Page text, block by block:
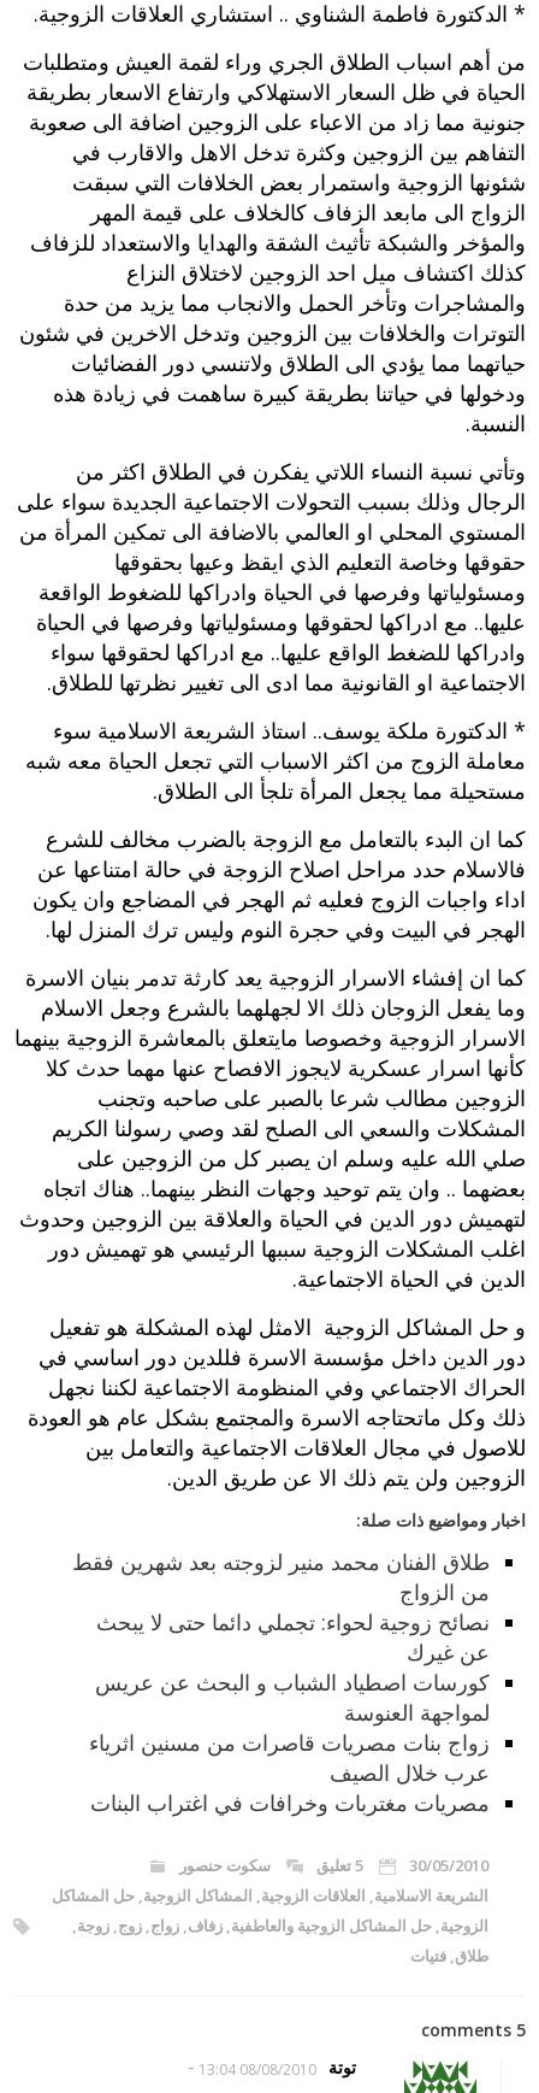
* الدكتورة فاطمة الشناوي .. استشاري العلاقات الزوجية.
من أهم اسباب الطلاق الجري وراء لقمة العيش ومتطلبات
الحياة في ظل السعار الاستهلاكي وارتفاع الاسعار بطريقة
جنونية مما زاد من الاعباء على الزوجين اضافة الى صعوبة
التفاهم بين الزوجين وكثرة تدخل الاهل والاقارب في
شئونها الزوجية واستمرار بعض الخلافات التي سبقت
الزواج الى مابعد الزفاف كالخلاف على قيمة المهر
والمؤخر والشبكة تأثيث الشقة والهدايا والاستعداد للزفاف
كذلك اكتشاف ميل احد الزوجين لاختلاق النزاع
والمشاجرات وتأخر الحمل والانجاب مما يزيد من حدة
التوترات والخلافات بين الزوجين وتدخل الاخرين في شئون
حياتهما مما يؤدي الى الطلاق ولاتنسي دور الفضائيات
ودخولها في حياتنا بطريقة كبيرة ساهمت في زيادة هذه
النسبة.
وتأتي نسبة النساء اللاتي يفكرن في الطلاق اكثر من
الرجال وذلك بسبب التحولات الاجتماعية الجديدة سواء على
المستوي المحلي او العالمي بالاضافة الى تمكين المرأة من
حقوقها وخاصة التعليم الذي ايقظ وعيها بحقوقها
ومسئولياتها وفرصها في الحياة وادراكها للضغوط الواقعة
عليها.. مع ادراكها لحقوقها ومسئولياتها وفرصها في الحياة
وادراكها للضغط الواقع عليها.. مع ادراكها لحقوقها سواء
الاجتماعية او القانونية مما ادى الى تغيير نظرتها للطلاق.
* الدكتورة ملكة يوسف.. استاذ الشريعة الاسلامية سوء
معاملة الزوج من اكثر الاسباب التي تجعل الحياة معه شبه
مستحيلة مما يجعل المرأة تلجأ الى الطلاق.
كما ان البدء بالتعامل مع الزوجة بالضرب مخالف للشرع
فالاسلام حدد مراحل اصلاح الزوجة في حالة امتناعها عن
اداء واجبات الزوج فعليه ثم الهجر في المضاجع وان يكون
الهجر في البيت وفي حجرة النوم وليس ترك المنزل لها.
كما ان إفشاء الاسرار الزوجية يعد كارثة تدمر بنيان الاسرة
وما يفعل الزوجان ذلك الا لجهلهما بالشرع وجعل الاسلام
الاسرار الزوجية وخصوصا مايتعلق بالمعاشرة الزوجية بينهما
كأنها اسرار عسكرية لايجوز الافصاح عنها مهما حدث كلا
الزوجين مطالب شرعا بالصبر على صاحبه وتجنب
المشكلات والسعي الى الصلح لقد وصي رسولنا الكريم
صلي الله عليه وسلم ان يصبر كل من الزوجين على
بعضهما .. وان يتم توحيد وجهات النظر بينهما.. هناك اتجاه
لتهميش دور الدين في الحياة والعلاقة بين الزوجين وحدوث
اغلب المشكلات الزوجية سببها الرئيسي هو تهميش دور
الدين في الحياة الاجتماعية.
و حل المشاكل الزوجية الامثل لهذه المشكلة هو تفعيل
دور الدين داخل مؤسسة الاسرة فللدين دور اساسي في
الحراك الاجتماعي وفي المنظومة الاجتماعية لكننا نجهل
ذلك وكل ماتحتاجه الاسرة والمجتمع بشكل عام هو العودة
للاصول في مجال العلاقات الاجتماعية والتعامل بين
الزوجين ولن يتم ذلك الا عن طريق الدين.
اخبار ومواضيع ذات صلة:
طلاق الفنان محمد منير لزوجته بعد شهرين فقط
من الزواج
نصائح زوجية لحواء: تجملي دائما حتى لا يبحث
عن غيرك
كورسات اصطياد الشباب و البحث عن عريس
لمواجهة العنوسة
زواج بنات مصريات قاصرات من مسنين اثرياء
عرب خلال الصيف
مصريات مغتربات وخرافات في اغتراب البنات
30/05/2010 5 تعليق
سكوت حنصور
الشريعة الاسلامية, العلاقات الزوجية, المشاكل الزوجية,حل المشاكل
الزوجية,حل المشاكل الزوجية والعاطفية,زفاف,زواج,زوج,زوجة,
طلاق,فتيات
5 comments
توتة
08/08/2010 13:04
-